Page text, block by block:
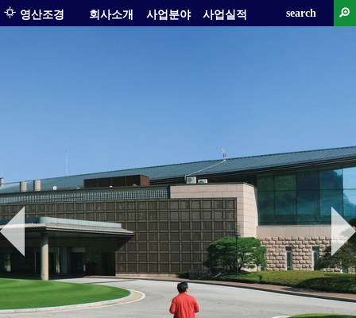
영산조경 회사소개 사업분야 사업실적 search